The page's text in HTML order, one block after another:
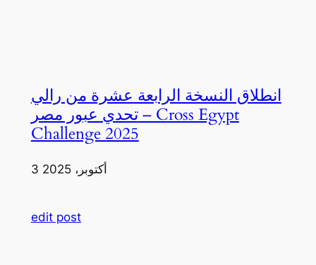
انطلاق النسخة الرابعة عشرة من رالي
تحدي عبور مصر – Cross Egypt
Challenge 2025
3 أكتوبر، 2025
edit post